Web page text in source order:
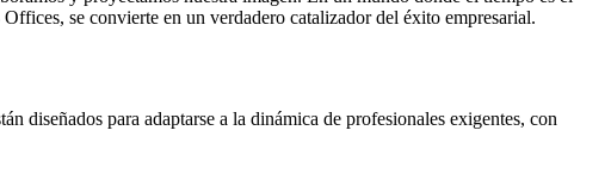
se convierte en un verdadero catalizador del éxito empresarial.
diseñados para adaptarse a la dinámica de profesionales exigentes, con